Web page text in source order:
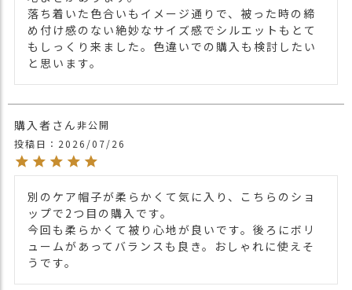
商品詳細
オーガニックコットンを使用しているの
で、お肌の弱い方や抗がん剤の副作用によ
イテム。
の無いおすすめ帽子です。
でお洒落にコーディネートが出来ます。
ギフトにも間違いの無いオススメ帽子で
す。
UVカット 最大遮蔽率 99.9%・紫外線防止
落ち着いた色合いもイメージ通りで、被った時の締
め付け感のない絶妙なサイズ感でシルエットもとて
もしっくり来ました。色違いでの購入も検討したい
と思います。
購入者
非公開
投稿日
2026/07/26
別のケア帽子が柔らかくて気に入り、こちらのショ
ップで2つ目の購入です。
今回も柔らかくて被り心地が良いです。後ろにボリ
ュームがあってバランスも良き。おしゃれに使えそ
うです。